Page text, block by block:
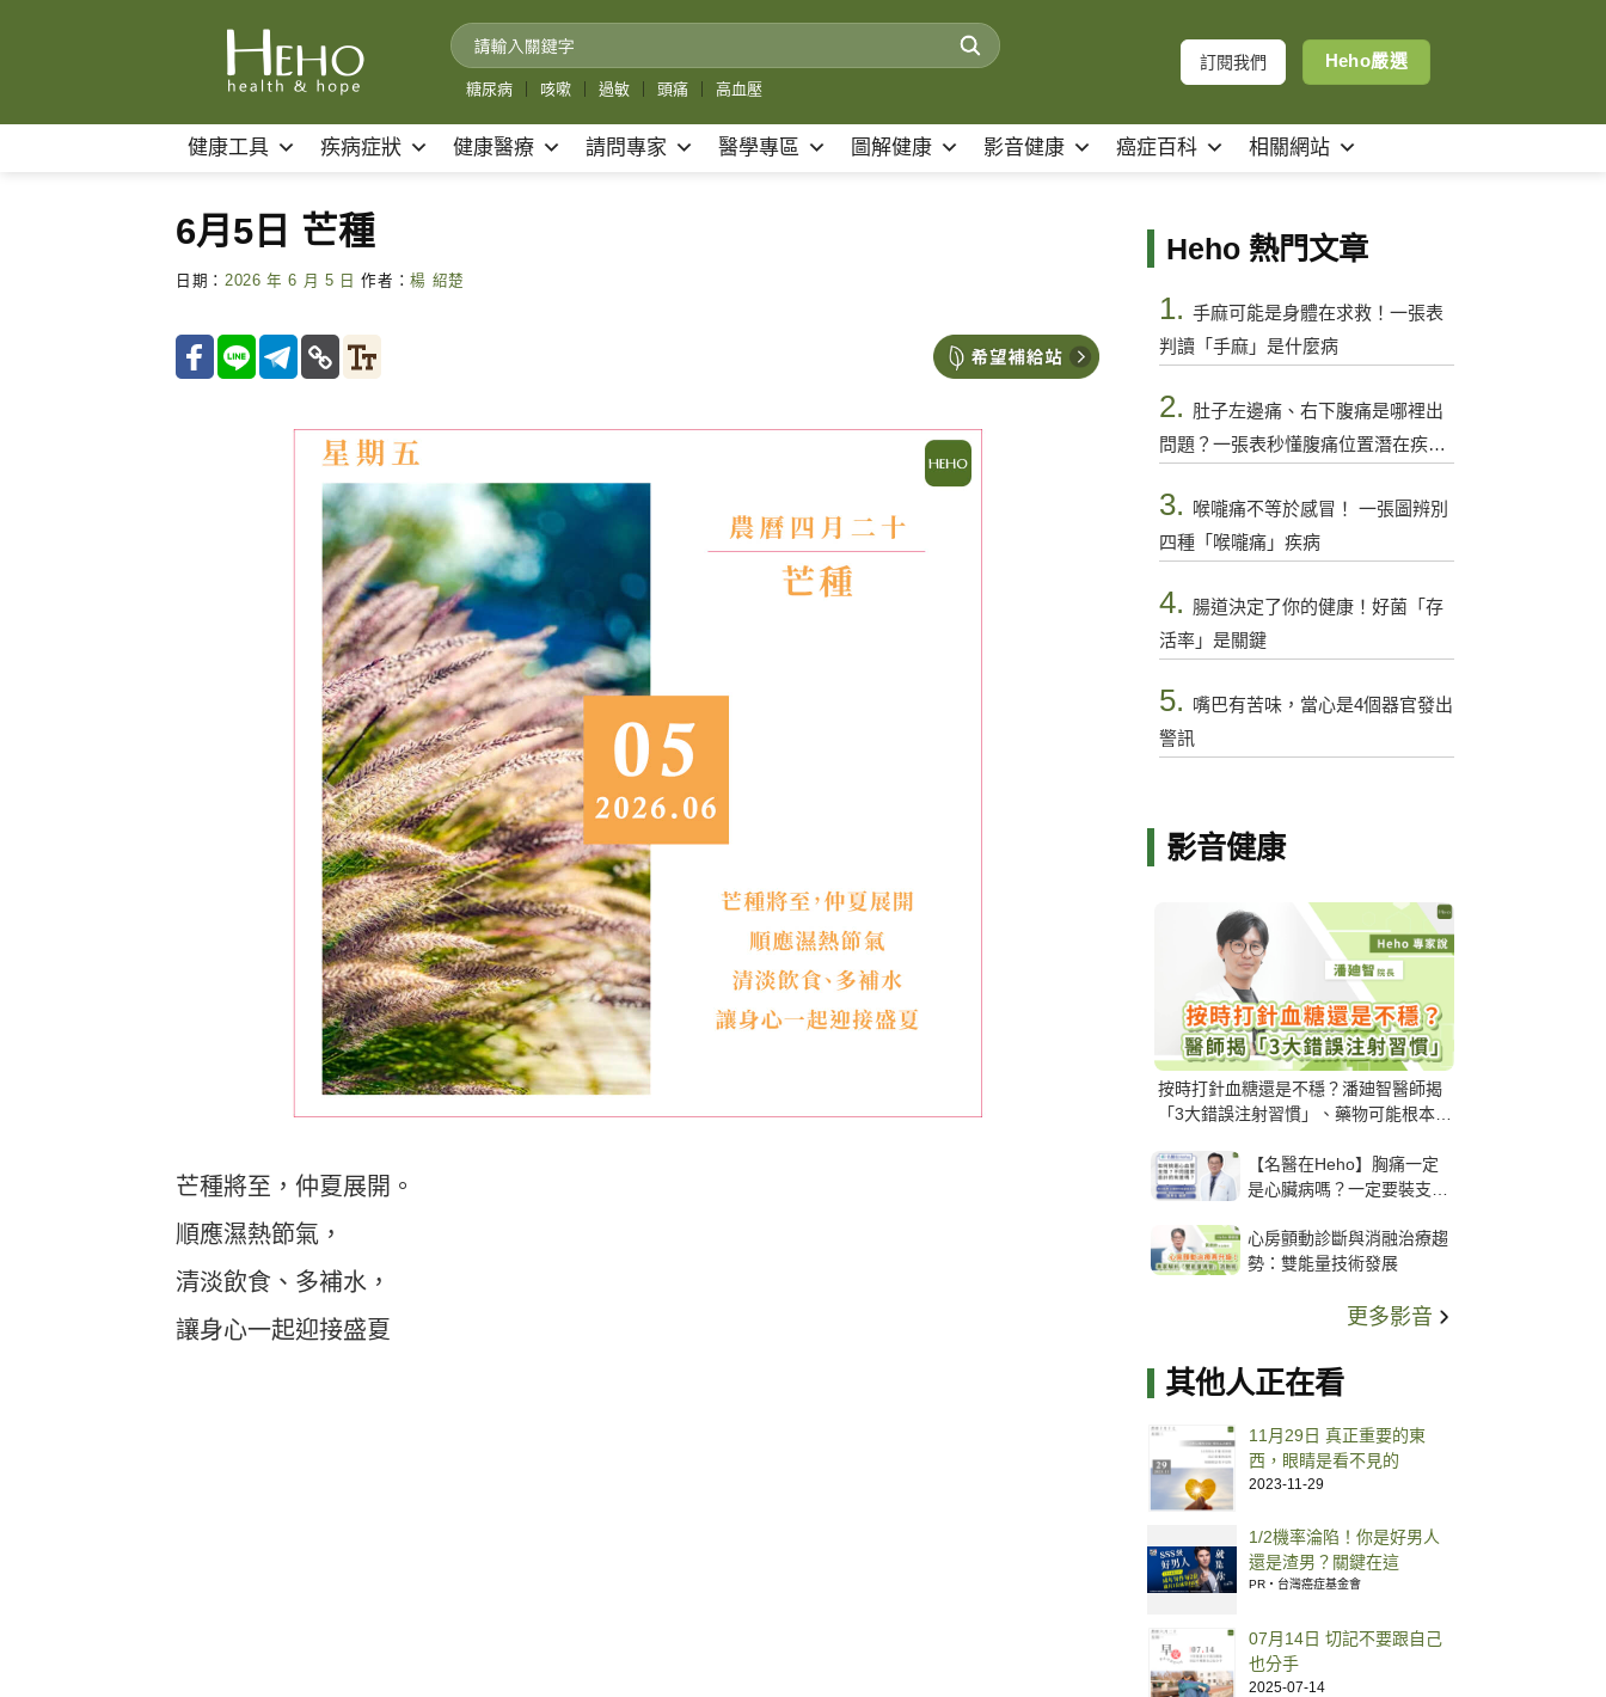
糖尿病 咳嗽 過敏 頭痛 高血壓
訂閱我們 Heho嚴選
健康工具 疾病症狀 健康醫療 請問專家 醫學專區 圖解健康 影音健康 癌症百科 相關網站
6月5日 芒種
日期： 2026 年 6 月 5 日 作者：楊 紹楚
芒種將至，仲夏展開。
順應濕熱節氣，
清淡飲食、多補水，
讓身心一起迎接盛夏
Heho 熱門文章
1. 手麻可能是身體在求救！一張表
判讀「手麻」是什麼病
2. 肚子左邊痛、右下腹痛是哪裡出
問題？一張表秒懂腹痛位置潛在疾病
3.
喉嚨痛不等於感冒！ 一張圖辨別
四種「喉嚨痛」疾病
4. 腸道決定了你的健康！好菌「存
活率」是關鍵
5. 嘴巴有苦味，當心是4個器官發出
警訊
影音健康
按時打針血糖還是不穩？潘廸智醫師揭
「3大錯誤注射習慣」、藥物可能根本沒
【名醫在Heho】胸痛一定
是心臟病嗎？一定要裝支
解析支架種類、風險與選擇
關鍵
心房顫動診斷與消融治療趨
勢：雙能量技術發展
更多影音
其他人正在看
11月29日 真正重要的東
西，眼睛是看不見的
2023-11-29
1/2機率淪陷！你是好男人
還是渣男？關鍵在這
PR・台灣癌症基金會
07月14日 切記不要跟自己
也分手
2025-07-14